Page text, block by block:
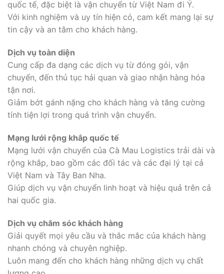
quốc tế, đặc biệt là vận chuyển từ Việt Nam đi Ý.
Với kinh nghiệm và uy tín hiện có, cam kết mang lại sự
tin cậy và an tâm cho khách hàng.
Dịch vụ toàn diện
Cung cấp đa dạng các dịch vụ từ đóng gói, vận
chuyển, đến thủ tục hải quan và giao nhận hàng hóa
tận nơi.
Giảm bớt gánh nặng cho khách hàng và tăng cường
tính tiện lợi trong quá trình vận chuyển.
Mạng lưới rộng khắp quốc tế
Mạng lưới vận chuyển của Cà Mau Logistics trải dài và
rộng khắp, bao gồm các đối tác và các đại lý tại cả
Việt Nam và Tây Ban Nha.
Giúp dịch vụ vận chuyển linh hoạt và hiệu quả trên cả
hai quốc gia.
Dịch vụ chăm sóc khách hàng
Giải quyết mọi yêu cầu và thắc mắc của khách hàng
nhanh chóng và chuyên nghiệp.
Luôn mang đến cho khách hàng những dịch vụ chất